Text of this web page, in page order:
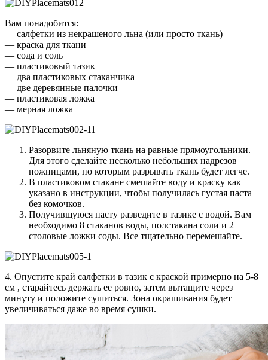
Вам понадобится:
— салфетки из некрашеного льна (или просто ткань)
— краска для ткани
— сода и соль
— пластиковый тазик
— два пластиковых стаканчика
— две деревянные палочки
— пластиковая ложка
— мерная ложка
Разорвите льняную ткань на равные прямоугольники.
Для этого сделайте несколько небольших надрезов
ножницами, по которым разрывать ткань будет легче.
В пластиковом стакане смешайте воду и краску как
указано в инструкции, чтобы получилась густая паста
без комочков.
Получившуюся пасту разведите в тазике с водой. Вам
необходимо 8 стаканов воды, полстакана соли и 2
столовые ложки соды. Все тщательно перемешайте.
4. Опустите край салфетки в тазик с краской примерно на 5-8
см , старайтесь держать ее ровно, затем вытащите через
минуту и положите сушиться. Зона окрашивания будет
увеличиваться даже во время сушки.